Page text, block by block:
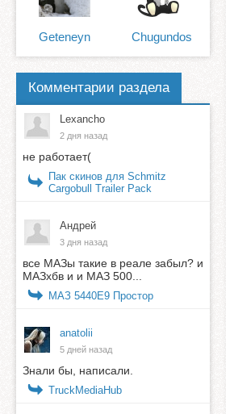
Geteneyn Chugundos
Комментарии раздела
Lexancho
2 дня назад
не работает(
Пак скинов для Schmitz
Cargobull Trailer Pack
Андрей
3 дня назад
все МАЗы такие в реале забыл? и
МАЗхбв и и МАЗ 500...
МАЗ 5440E9 Простор
anatolii
5 дней назад
Знали бы, написали.
TruckMediaHub